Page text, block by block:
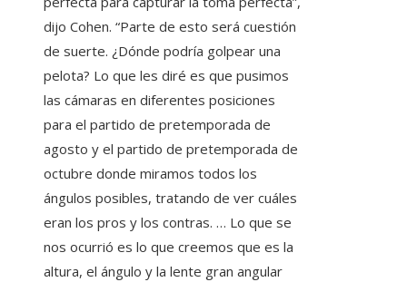
dijo Cohen. “Parte de esto será cuestión
de suerte. ¿Dónde podría golpear una
pelota? Lo que les diré es que pusimos
las cámaras en diferentes posiciones
para el partido de pretemporada de
agosto y el partido de pretemporada de
octubre donde miramos todos los
ángulos posibles, tratando de ver cuáles
eran los pros y los contras. … Lo que se
nos ocurrió es lo que creemos que es la
altura, el ángulo y la lente gran angular